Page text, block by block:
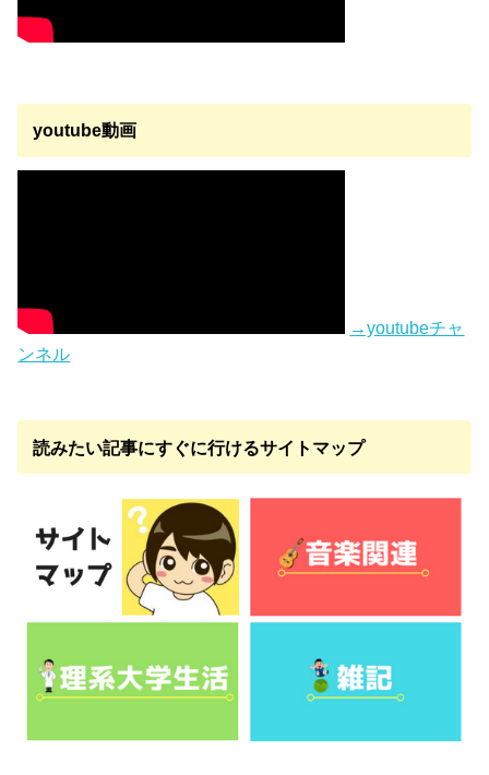
youtube動画
→youtubeチャ
ンネル
読みたい記事にすぐに行けるサイトマップ